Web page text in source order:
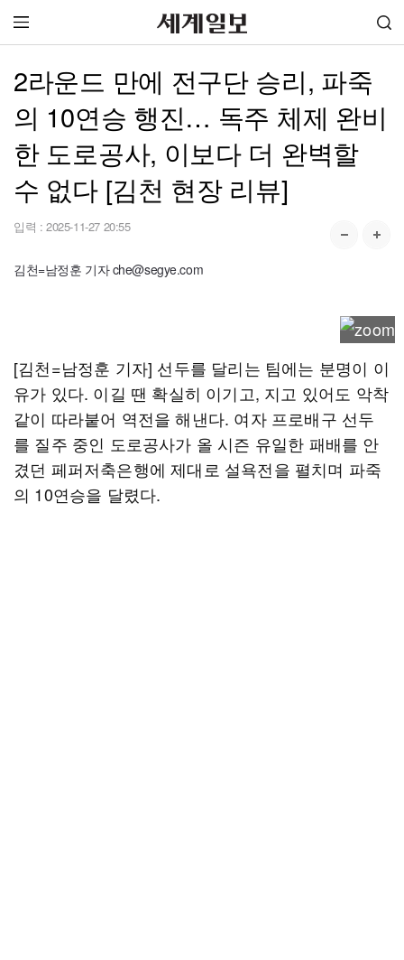
2라운드 만에 전구단 승리, 파죽
의 10연승 행진… 독주 체제 완비
한 도로공사, 이보다 더 완벽할
수 없다 [김천 현장 리뷰]
입력 : 2025-11-27 20:55
김천=남정훈 기자 che@segye.com
[김천=남정훈 기자] 선두를 달리는 팀에는 분명이 이
유가 있다. 이길 땐 확실히 이기고, 지고 있어도 악착
같이 따라붙어 역전을 해낸다. 여자 프로배구 선두
를 질주 중인 도로공사가 올 시즌 유일한 패배를 안
겼던 페퍼저축은행에 제대로 설욕전을 펼치며 파죽
의 10연승을 달렸다.